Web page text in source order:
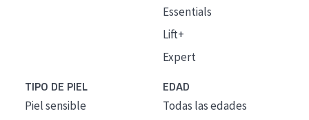
Essentials
Lift+
Expert
TIPO DE PIEL
Piel sensible
EDAD
Todas las edades